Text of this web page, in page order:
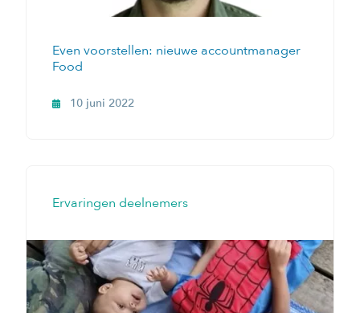
Even voorstellen: nieuwe accountmanager
Food
10 juni 2022
Ervaringen deelnemers